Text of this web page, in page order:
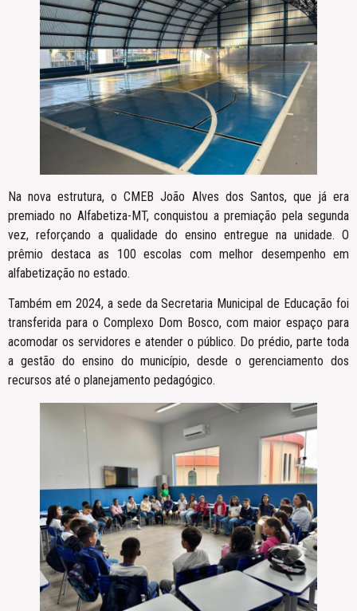
Na nova estrutura, o CMEB João Alves dos Santos, que já era
premiado no Alfabetiza-MT, conquistou a premiação pela segunda
vez, reforçando a qualidade do ensino entregue na unidade. O
prêmio destaca as 100 escolas com melhor desempenho em
alfabetização no estado.
Também em 2024, a sede da Secretaria Municipal de Educação foi
transferida para o Complexo Dom Bosco, com maior espaço para
acomodar os servidores e atender o público. Do prédio, parte toda
a gestão do ensino do município, desde o gerenciamento dos
recursos até o planejamento pedagógico.